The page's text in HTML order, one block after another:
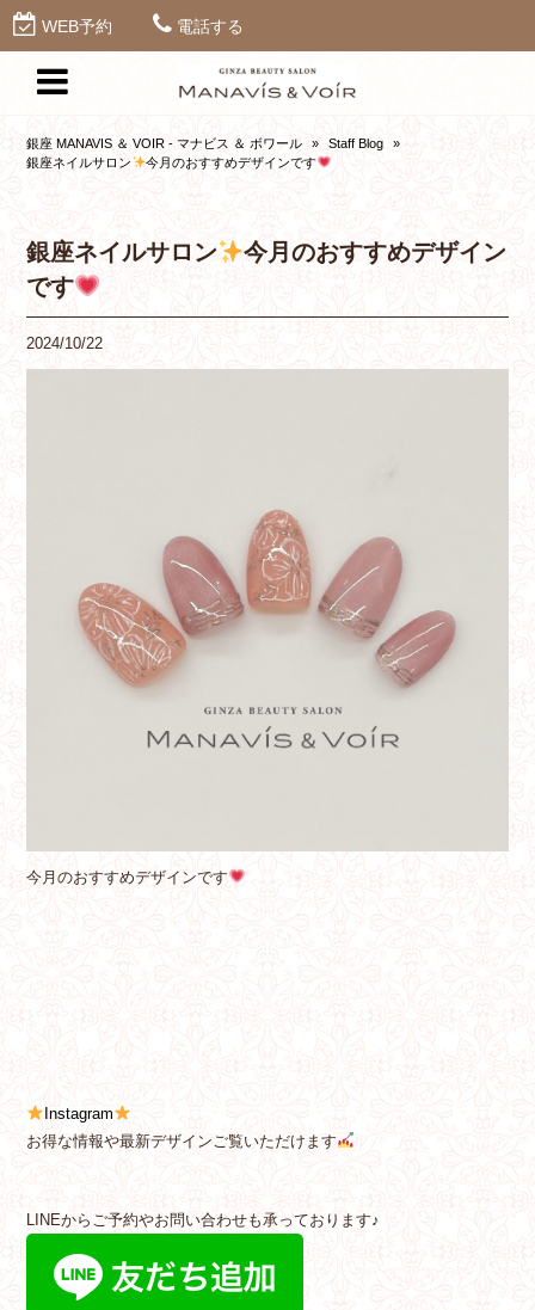
WEB予約 電話する
銀座 MANAVIS ＆ VOIR - マナビス ＆ ボワール » Staff Blog
»
銀座ネイルサロン
今月のおすすめデザインです
銀座ネイルサロン
今月のおすすめデザイン
です
2024/10/22
今月のおすすめデザインです
Instagram
お得な情報や最新デザインご覧いただけます
LINEからご予約やお問い合わせも承っております♪